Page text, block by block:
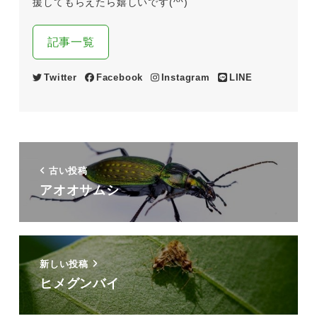
記事一覧
Twitter Facebook Instagram LINE
古い投稿
アオオサムシ
新しい投稿
ヒメグンバイ